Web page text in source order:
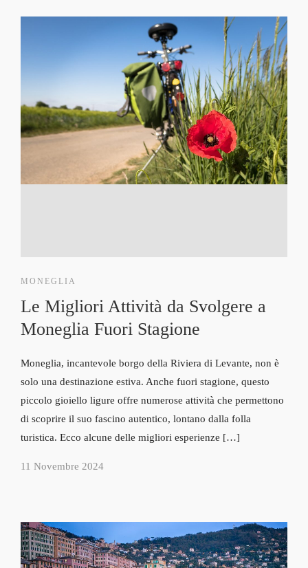
MONEGLIA
Le Migliori Attività da Svolgere a
Moneglia Fuori Stagione
Moneglia, incantevole borgo della Riviera di Levante, non è
solo una destinazione estiva. Anche fuori stagione, questo
piccolo gioiello ligure offre numerose attività che permettono
di scoprire il suo fascino autentico, lontano dalla folla
turistica. Ecco alcune delle migliori esperienze […]
11 Novembre 2024